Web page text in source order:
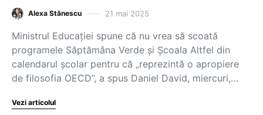
Alexa Stănescu 21 mai 2025
Ministrul Educației spune că nu vrea să scoată
programele Săptămâna Verde și Școala Altfel din
calendarul școlar pentru că „reprezintă o apropiere
de filosofia OECD”, a spus Daniel David, miercuri,…
Vezi articolul